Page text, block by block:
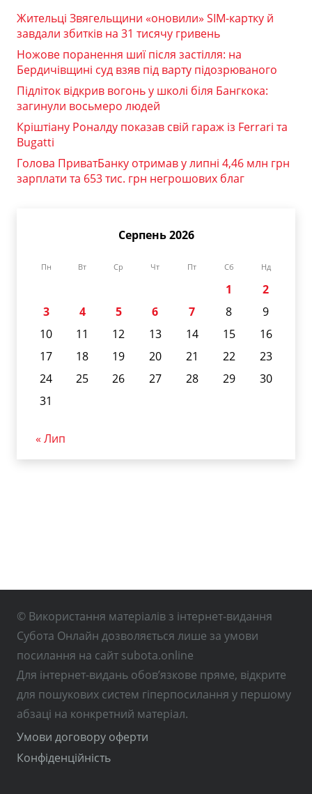
Жительці Звягельщини «оновили» SIM-картку й
завдали збитків на 31 тисячу гривень
Ножове поранення шиї після застілля: на
Бердичівщині суд взяв під варту підозрюваного
Підліток відкрив вогонь у школі біля Бангкока:
загинули восьмеро людей
Кріштіану Роналду показав свій гараж із Ferrari та
Bugatti
Голова ПриватБанку отримав у липні 4,46 млн грн
зарплати та 653 тис. грн негрошових благ
Серпень 2026
Пн Вт Ср Чт Пт Сб Нд
1
2
3
4 5 6 7 8
9
10
11 12 13 14 15
16
17
18 19 20 21 22
23
24
25 26 27 28 29
30
31
« Лип
© Використання матеріалів з інтернет-видання
Субота Онлайн дозволяється лише за умови
посилання на сайт subota.online
Для інтернет-видань обов’язкове пряме, відкрите
для пошукових систем гіперпосилання у першому
абзаці на конкретний матеріал.
Умови договору оферти
Конфіденційність